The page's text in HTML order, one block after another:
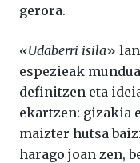
gerora.
«Udaberri isila»
espezieak
definitzen eta
ekartzen: gizakia
maizter hutsa
harago joan zen,